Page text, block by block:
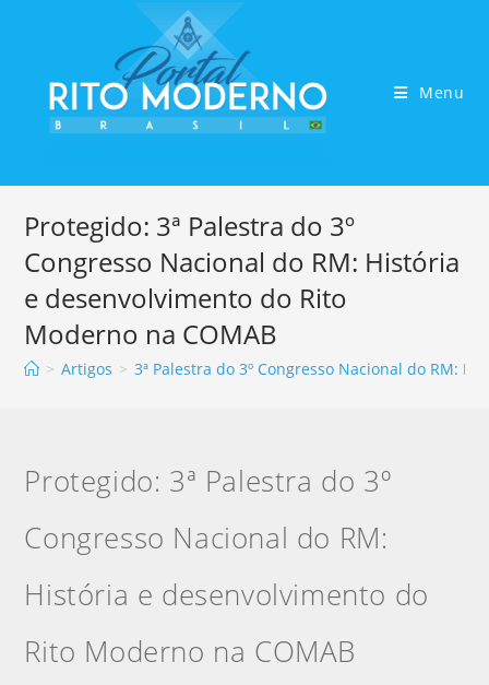
Menu
Protegido: 3ª Palestra do 3º
Congresso Nacional do RM: História
e desenvolvimento do Rito
Moderno na COMAB
> Artigos > 3ª Palestra do 3º Congresso Nacional do RM:
Protegido: 3ª Palestra do 3º
Congresso Nacional do RM:
História e desenvolvimento do
Rito Moderno na COMAB